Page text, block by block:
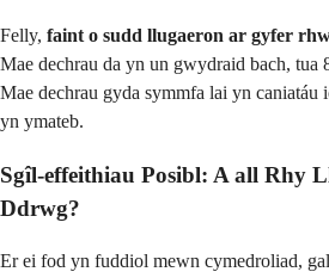
Felly, faint o sudd llugaeron ar gyfer
Mae dechrau da yn un gwydraid bach, tua
Mae dechrau gyda symmfa lai yn caniatáu
yn ymateb.
Sgîl-effeithiau Posibl: A all Rhy
Ddrwg?
Er ei fod yn fuddiol mewn cymedroliad,